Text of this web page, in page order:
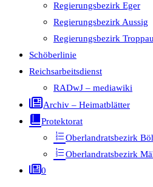
Regierungsbezirk Eger
Regierungsbezirk Aussig
Regierungsbezirk Troppau
Schöberlinie
Reichsarbeitsdienst
RADwJ – mediawiki
Archiv – Heimatblätter
Protektorat
Oberlandratsbezirk
Oberlandratsbezirk
0